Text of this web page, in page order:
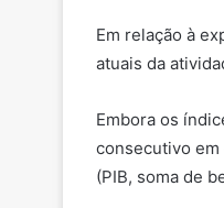
Em relação à
atuais da
Embora os
consecutivo
(PIB, soma de